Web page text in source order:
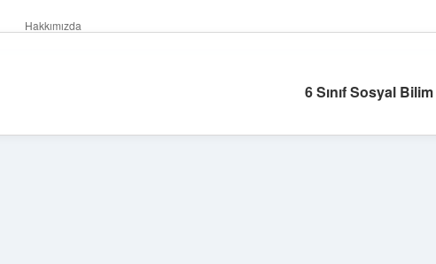
Hakkımızda
6 Sınıf Sosyal